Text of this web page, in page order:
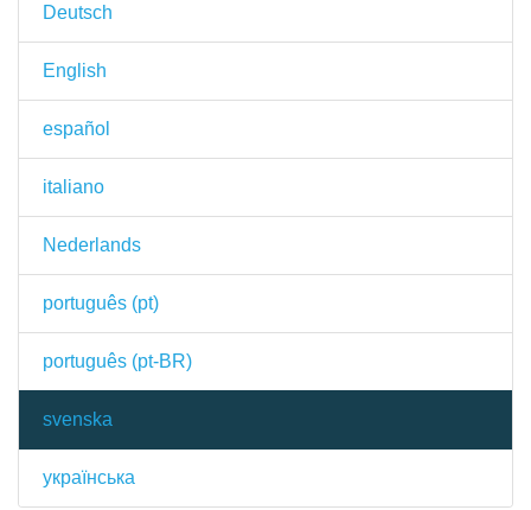
Deutsch
English
español
italiano
Nederlands
português (pt)
português (pt-BR)
svenska
українська